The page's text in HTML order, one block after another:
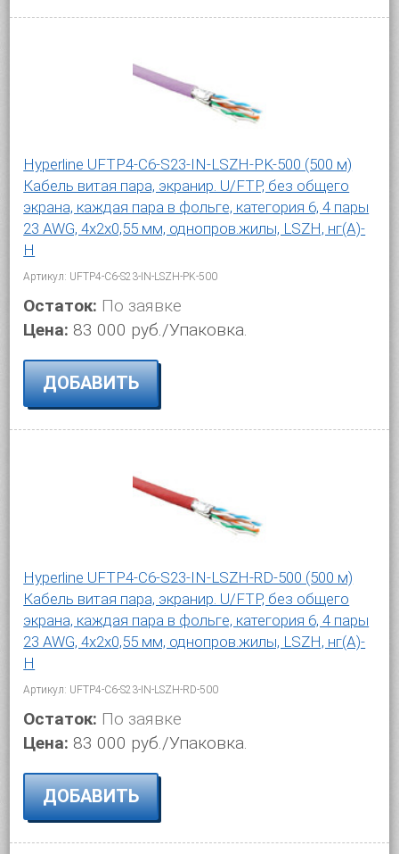
Hyperline UFTP4-C6-S23-IN-LSZH-PK-500 (500 м)
Кабель витая пара, экранир. U/FTP, без общего
экрана, каждая пара в фольге, категория 6, 4 пары
23 AWG, 4х2х0,55 мм, однопров.жилы, LSZH, нг(А)-
H
Артикул: UFTP4-C6-S23-IN-LSZH-PK-500
Остаток: По заявке
Цена: 83 000 руб./Упаковка.
ДОБАВИТЬ
Hyperline UFTP4-C6-S23-IN-LSZH-RD-500 (500 м)
Кабель витая пара, экранир. U/FTP, без общего
экрана, каждая пара в фольге, категория 6, 4 пары
23 AWG, 4х2х0,55 мм, однопров.жилы, LSZH, нг(А)-
H
Артикул: UFTP4-C6-S23-IN-LSZH-RD-500
Остаток: По заявке
Цена: 83 000 руб./Упаковка.
ДОБАВИТЬ